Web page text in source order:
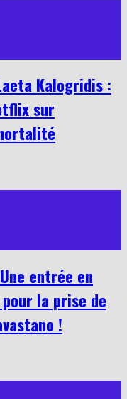
Kalogridis :
sur
entrée en
la prise de
!